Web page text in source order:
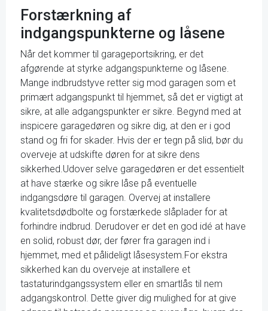
Forstærkning af
indgangspunkterne og låsene
Når det kommer til garageportsikring, er det
afgørende at styrke adgangspunkterne og låsene.
Mange indbrudstyve retter sig mod garagen som et
primært adgangspunkt til hjemmet, så det er vigtigt at
sikre, at alle adgangspunkter er sikre. Begynd med at
inspicere garagedøren og sikre dig, at den er i god
stand og fri for skader. Hvis der er tegn på slid, bør du
overveje at udskifte døren for at sikre dens
sikkerhed.Udover selve garagedøren er det essentielt
at have stærke og sikre låse på eventuelle
indgangsdøre til garagen. Overvej at installere
kvalitetsdødbolte og forstærkede slåplader for at
forhindre indbrud. Derudover er det en god idé at have
en solid, robust dør, der fører fra garagen ind i
hjemmet, med et pålideligt låsesystem.For ekstra
sikkerhed kan du overveje at installere et
tastaturindgangssystem eller en smartlås til nem
adgangskontrol. Dette giver dig mulighed for at give